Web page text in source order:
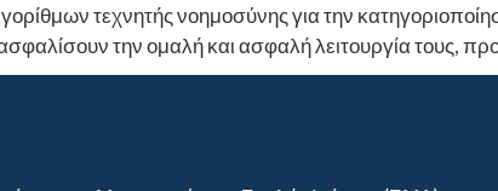
τεχνητής νοημοσύνης για την
την ομαλή και ασφαλή λειτουργία τους,